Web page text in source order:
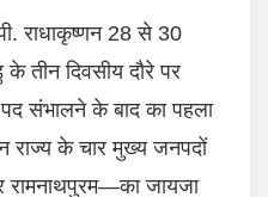
राधाकृष्णन 28 से 30
तीन दिवसीय दौरे पर
संभालने के बाद का पहला
राज्य के चार मुख्य जनपदों
जायजा